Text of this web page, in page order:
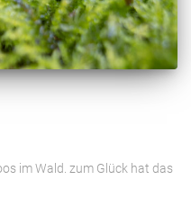
im Wald. zum Glück hat das